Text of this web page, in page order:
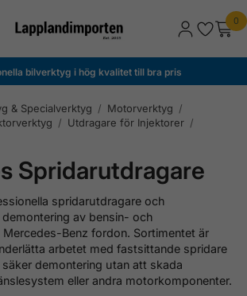
0
bilverktyg i hög kvalitet till bra pris
& Specialverktyg / Motorverktyg /
/ Utdragare för Injektorer /
Spridarutdragare
spridarutdragare och
av bensin- och
Mercedes-Benz fordon. Sortimentet är
arbetet med fastsittande spridare
demontering utan att skada
eller andra motorkomponenter.